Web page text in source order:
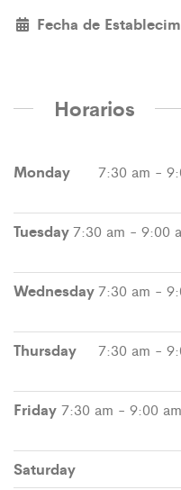
Fecha de
Horarios
Monday
7:30 am -
Tuesday7:30 am - 9:00
Wednesday7:30 am -
Thursday
7:30 am -
Friday 7:30 am - 9:00
Saturday